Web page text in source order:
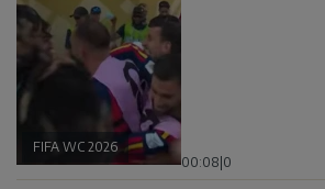
FIFA WC 2026
00:08 0